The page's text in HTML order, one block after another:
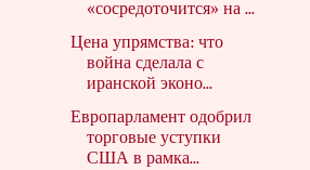
«сосредоточится» на ...
Цена упрямства: что
война сделала с
иранской эконо...
Европарламент одобрил
торговые уступки
США в рамка...